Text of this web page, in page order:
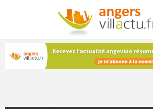
NEWSLETTER
Les dernières actualités d'Angers, chaque
votre boîte e-mail